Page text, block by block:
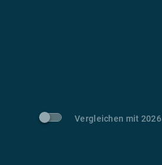
Vergleichen mit 2026